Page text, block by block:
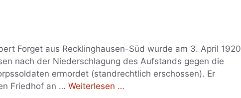
Forget aus Recklinghausen-Süd wurde am 3. April 1920
nach der Niederschlagung des Aufstands gegen die
ermordet (standrechtlich erschossen). Er
Friedhof an … Weiterlesen …